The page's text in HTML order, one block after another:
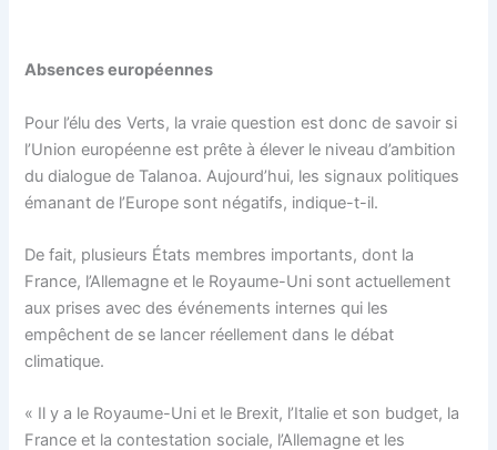
Absences européennes
Pour l’élu des Verts, la vraie question est donc de savoir si
l’Union européenne est prête à élever le niveau d’ambition
du dialogue de Talanoa. Aujourd’hui, les signaux politiques
émanant de l’Europe sont négatifs, indique-t-il.
De fait, plusieurs États membres importants, dont la
France, l’Allemagne et le Royaume-Uni sont actuellement
aux prises avec des événements internes qui les
empêchent de se lancer réellement dans le débat
climatique.
« Il y a le Royaume-Uni et le Brexit, l’Italie et son budget, la
France et la contestation sociale, l’Allemagne et les